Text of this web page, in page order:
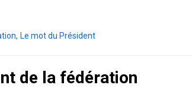
, Le mot du Président
de la fédération